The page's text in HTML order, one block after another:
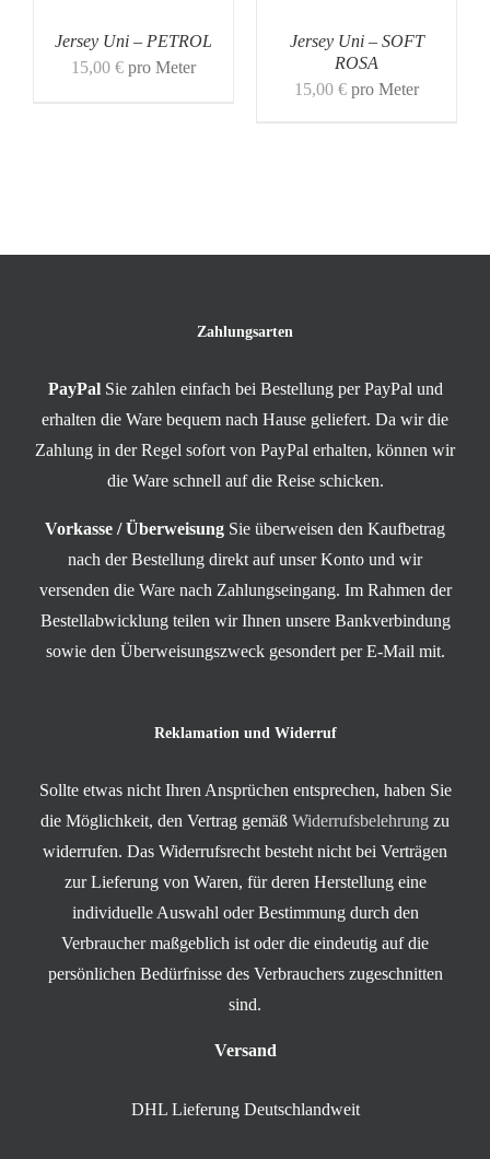
Jersey Uni – PETROL
15,00 € pro Meter
Jersey Uni – SOFT
ROSA
15,00 € pro Meter
Zahlungsarten
PayPal Sie zahlen einfach bei Bestellung per PayPal und
erhalten die Ware bequem nach Hause geliefert. Da wir die
Zahlung in der Regel sofort von PayPal erhalten, können wir
die Ware schnell auf die Reise schicken.
Vorkasse / Überweisung Sie überweisen den Kaufbetrag
nach der Bestellung direkt auf unser Konto und wir
versenden die Ware nach Zahlungseingang. Im Rahmen der
Bestellabwicklung teilen wir Ihnen unsere Bankverbindung
sowie den Überweisungszweck gesondert per E-Mail mit.
Reklamation und Widerruf
Sollte etwas nicht Ihren Ansprüchen entsprechen, haben Sie
die Möglichkeit, den Vertrag gemäß Widerrufsbelehrung zu
widerrufen. Das Widerrufsrecht besteht nicht bei Verträgen
zur Lieferung von Waren, für deren Herstellung eine
individuelle Auswahl oder Bestimmung durch den
Verbraucher maßgeblich ist oder die eindeutig auf die
persönlichen Bedürfnisse des Verbrauchers zugeschnitten
sind.
Versand
DHL Lieferung Deutschlandweit